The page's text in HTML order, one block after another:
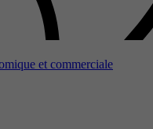
et commerciale